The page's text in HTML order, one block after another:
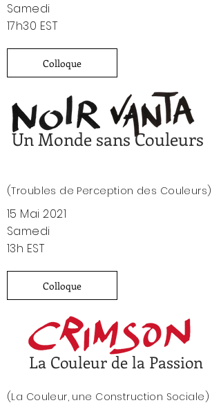
Samedi
17h30 EST
Colloque
Un Monde sans Couleurs
(Troubles de Perception des Couleurs)
15 Mai 2021
Samedi
13h EST
Colloque
La Couleur de la Passion
(La Couleur, une Construction Sociale)